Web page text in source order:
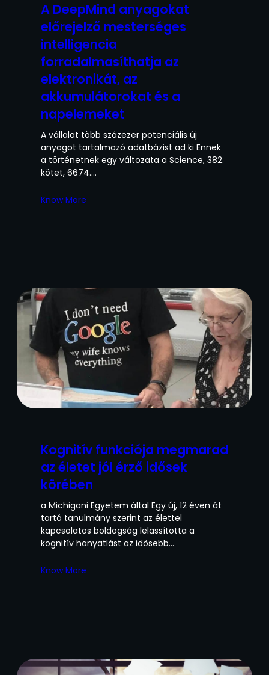
A DeepMind anyagokat
előrejelző mesterséges
intelligencia
forradalmasíthatja az
elektronikát, az
akkumulátorokat és a
napelemeket
A vállalat több százezer potenciális új
anyagot tartalmazó adatbázist ad ki Ennek
a történetnek egy változata a Science, 382.
kötet, 6674.…
Know More
Kognitív funkciója megmarad
az életet jól érző idősek
körében
a Michigani Egyetem által Egy új, 12 éven át
tartó tanulmány szerint az élettel
kapcsolatos boldogság lelassította a
kognitív hanyatlást az idősebb…
Know More